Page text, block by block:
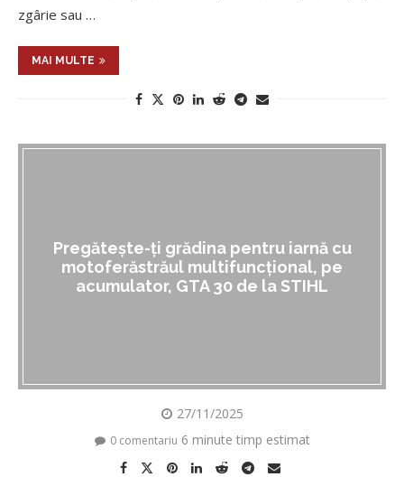
zgârie sau …
MAI MULTE
Pregătește-ți grădina pentru iarnă cu
motoferăstrăul multifuncțional, pe
acumulator, GTA 30 de la STIHL
27/11/2025
0 comentariu 6 minute timp estimat